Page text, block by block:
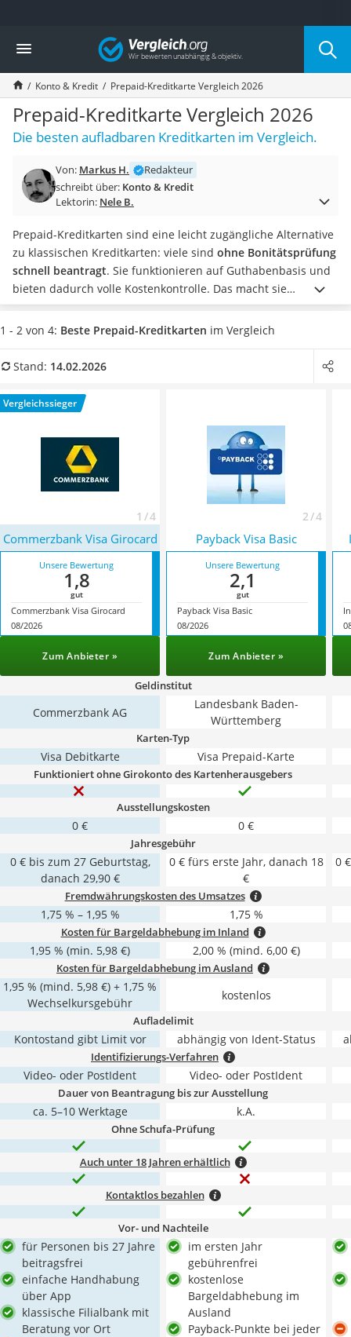
Die beliebtesten Vergleiche nach Kategorie
Finanzen
Silbermünze
Hardware-Wallet
Wohnmobilversicherung
E-Scooter-Versicherung
Münzkapseln
Wohnwagenversicherung
Mietkautionskonto
Goldbarren 1 g
Pferde-OP-Versicherung
Geräteversicherung
Brillenversicherung
Kinderkonto
Krypto-Wallet
Hundekrankenversicherung
Spendendose
Zahnzusatzversicherungen
Katzen-Krankenversicherung
Vergleich
Konto & Kredit Prepaid-Kreditkarte Vergleich 2026
Prepaid-Kreditkarte Vergleich 2026
Die besten aufladbaren Kreditkarten im Vergleich.
Von: Markus H.
Redakteur
schreibt über: Konto & Kredit
Lektorin: Nele B.
Prepaid-Kreditkarten sind eine leicht zugängliche Alternative
zu klassischen Kreditkarten: viele sind ohne Bonitätsprüfung
schnell beantragt. Sie funktionieren auf Guthabenbasis und
bieten dadurch volle Kostenkontrolle. Das macht sie
besonders attraktiv für Jugendliche, Menschen mit negativer
Schufa oder Reisende, die ein festes Budget im Blick behalten
Anbieternmit den wichtigsten Kriterien
gegenübergestellt.
Fremdwährungsumsätze und Bargeld.
1 - 2 von 4: Beste Prepaid-Kreditkarten im Vergleich
Stand: 14.02.2026
Vergleichssieger
1 / 4 2 / 4
Commerzbank Visa Girocard Payback Visa Basic
Unsere Bewertung
1,8
gut
Commerzbank Visa Girocard
08/2026
Unsere Bewertung
2,1
gut
Payback Visa Basic
08/2026
Zum Anbieter » Zum Anbieter »
Geldinstitut
Commerzbank AG
Landesbank Baden-
Württemberg
Karten-Typ
Visa Debitkarte Visa Prepaid-Karte
Funktioniert ohne Girokonto des Kartenherausgebers
Ausstellungskosten
0 € 0 €
Jahresgebühr
0 € bis zum 27 Geburtstag,
danach 29,90 €
0 € fürs erste Jahr, danach 18
€
0
Fremdwährungskosten des Umsatzes
1,75 % – 1,95 % 1,75 %
Kosten für Bargeldabhebung im Inland
1,95 % (min. 5,98 €) 2,00 % (mind. 6,00 €)
Kosten für Bargeldabhebung im Ausland
1,95 % (mind. 5,98 €) + 1,75 %
Wechselkursgebühr
kostenlos
Aufladelimit
Kontostand gibt Limit vor abhängig von Ident-Status
Identifizierungs-Verfahren
Video- oder PostIdent Video- oder PostIdent
Dauer von Beantragung bis zur Ausstellung
ca. 5–10 Werktage k.A.
Ohne Schufa-Prüfung
Auch unter 18 Jahren erhältlich
Kontaktlos bezahlen
Vor- und Nachteile
für Personen bis 27 Jahre
beitragsfrei
einfache Handhabung
über App
klassische Filialbank mit
Beratung vor Ort
im ersten Jahr
gebührenfrei
kostenlose
Bargeldabhebung im
Ausland
Payback-Punkte bei jeder